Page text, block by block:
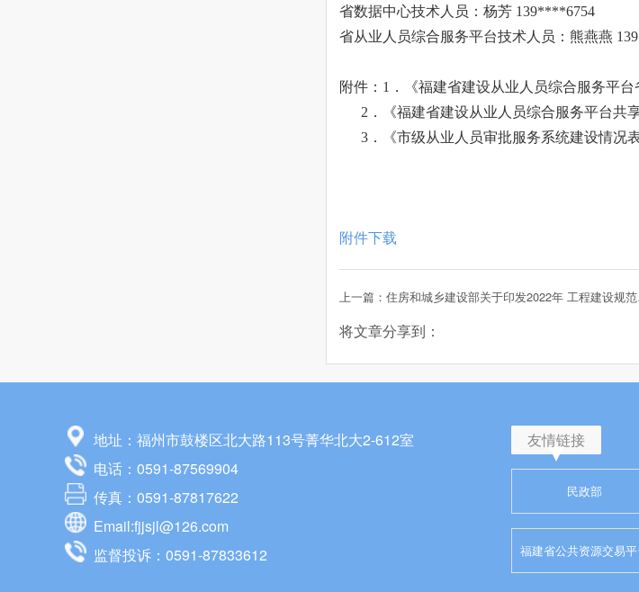
省数据中心技术人员：杨芳 139****6754
省从业人员综合服务平台技术人员：熊燕燕
附件：1．《福建省建设从业人员综合服务平台
2．《福建省建设从业人员综合服务平台共享
3．《市级从业人员审批服务系统建设情况表
附件下载
上一篇
将文章分享到：
地址：福州市鼓楼区北大路113号菁华北大2-612室
电话：0591-87569904
传真：0591-87817622
Email:fjjsjl@126.com
监督投诉：0591-87833612
友情链接
民政部
福建省公共资源交易